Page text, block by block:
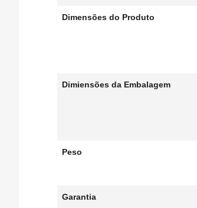
Dimensões do Produto
Dimiensões da Embalagem
Peso
Garantia